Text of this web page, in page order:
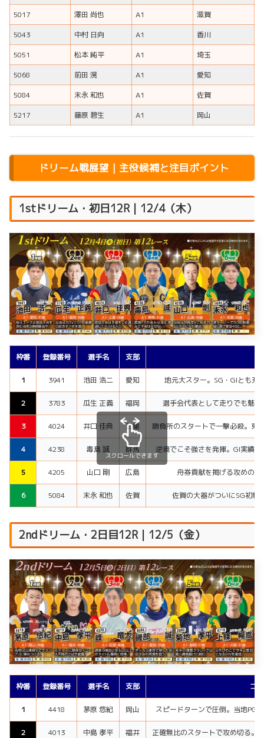
5017
澤田 尚也 A1
滋賀
5043
中村 日向 A1
香川
5051
松本 純平 A1
埼玉
5068
前田 滉 A1
愛知
5084
末永 和也 A1
佐賀
5217
藤原 碧生 A1 岡山
ドリーム戦展望｜主役候補と注目ポイント
1stドリーム・初日12R｜12/4（木）
枠番 登録番号 選手名 支部
1 3941 池田 浩二 愛知 地元大スター。SG・GIとも充
2 3783 瓜生 正義 福岡 選手会代表として走りでも魅
3 4024 井口 佳典 三重 勝負所のスタートで一撃必殺。東
4 4238 毒島 誠 群馬 逆境でこそ強さを発揮。GI実績
5 4205 山口 剛 広島 舟券貢献を掲げる攻めの
6 5084 末永 和也 佐賀 佐賀の大器がついにSG初制
スクロールできます
2ndドリーム・2日目12R｜12/5（金）
枠番 登録番号 選手名 支部 コ
1 4418 茅原 悠紀 岡山 スピードターンで圧倒。当地PGI
2 4013 中島 孝平 福井 正確無比のスタートで攻め切る。